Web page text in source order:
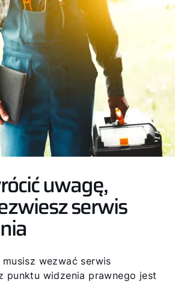
uwagę,
serwis
wezwać serwis
punktu widzenia prawnego jest